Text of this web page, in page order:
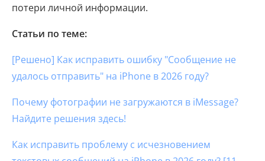
потери личной информации.
Статьи по теме:
[Решено] Как исправить ошибку "Сообщение не
удалось отправить" на iPhone в 2026 году?
Почему фотографии не загружаются в iMessage?
Найдите решения здесь!
Как исправить проблему с исчезновением